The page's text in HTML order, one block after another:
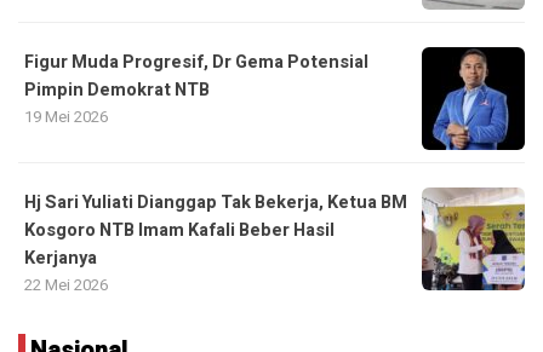
Figur Muda Progresif, Dr Gema Potensial
Pimpin Demokrat NTB
19 Mei 2026
Hj Sari Yuliati Dianggap Tak Bekerja, Ketua BM
Kosgoro NTB Imam Kafali Beber Hasil
Kerjanya
22 Mei 2026